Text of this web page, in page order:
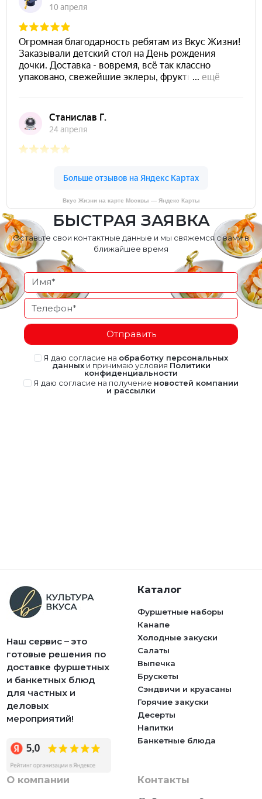
Вкус Жизни на карте Москвы — Яндекс Карты
БЫСТРАЯ ЗАЯВКА
Оставьте свои контактные данные и мы свяжемся с вами в
ближайшее время
Отправить
Я даю согласие на обработку персональных
данныхи принимаю условия Политики
конфиденциальности
Я даю согласие на получение новостей компании
и рассылки
Наш сервис – это
готовые решения по
доставке фуршетных
и банкетных блюд
для частных и
деловых
мероприятий!
Каталог
Фуршетные наборы
Канапе
Холодные закуски
Салаты
Выпечка
Брускеты
Сэндвичи и круасаны
Горячие закуски
Десерты
Напитки
Банкетные блюда
О компании
Контакты